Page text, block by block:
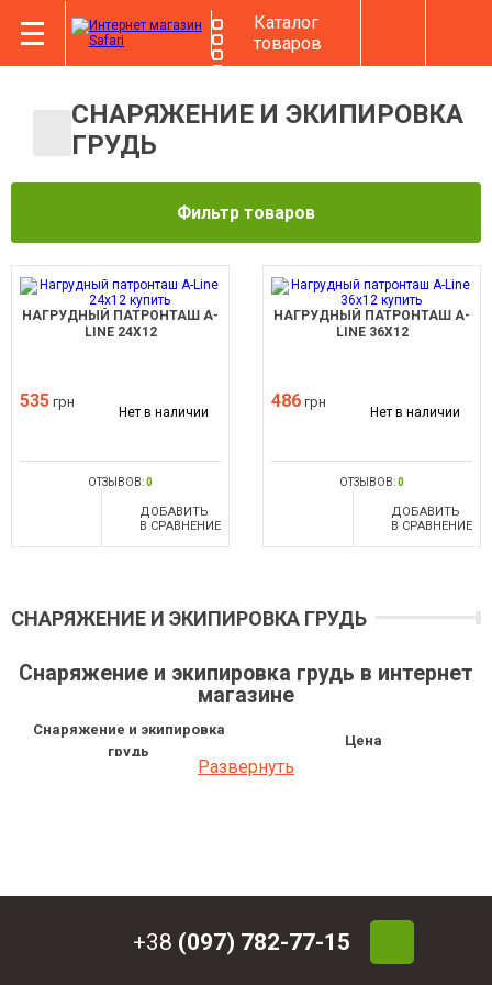
Каталог
товаров
СНАРЯЖЕНИЕ И ЭКИПИРОВКА
ГРУДЬ
Фильтр товаров
НАГРУДНЫЙ ПАТРОНТАШ A-
LINE 24Х12
535 грн
Нет в наличии
ОТЗЫВОВ:0
ДОБАВИТЬ
В СРАВНЕНИЕ
НАГРУДНЫЙ ПАТРОНТАШ A-
LINE 36Х12
486 грн
Нет в наличии
ОТЗЫВОВ:0
ДОБАВИТЬ
В СРАВНЕНИЕ
СНАРЯЖЕНИЕ И ЭКИПИРОВКА ГРУДЬ
Снаряжение и экипировка грудь в интернет
магазине
Снаряжение и экипировка
грудь
Цена
Нагрудный патронташ A-LineРазвернуть
+38 (097) 782-77-15